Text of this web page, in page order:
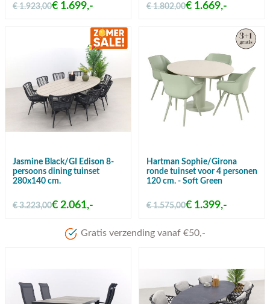
€ 1.923,00€ 1.699,- € 1.802,00€ 1.669,-
Jasmine Black/GI Edison 8-
persoons dining tuinset
280x140 cm.
€ 3.223,00€ 2.061,-
Hartman Sophie/Girona
ronde tuinset voor 4 personen
120 cm. - Soft Green
€ 1.575,00€ 1.399,-
Meer dan 80 jaar ervaring